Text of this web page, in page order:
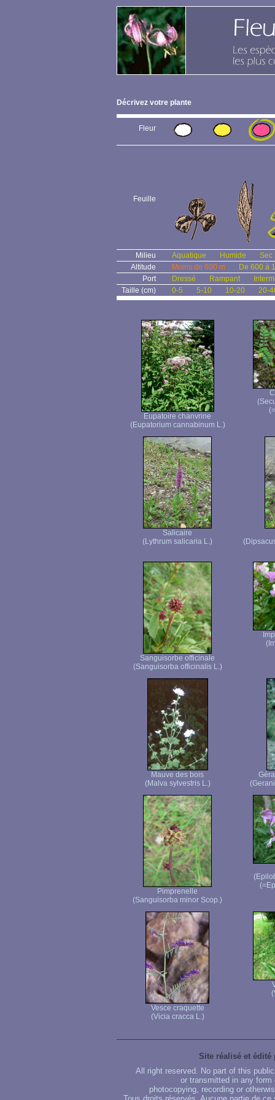
Décrivez votre plante
Fleur
Feuille
Milieu Aquatique Humide
Sec
Altitude
Moins de 600 m
De 600 à
Port
Dressé Rampant
Taille (cm)
0-5 5-10 10-20 20-
Eupatoire chanvrine
(Eupatorium cannabinum L.)
Salicaire
(Lythrum salicaria L.)
Sanguisorbe officinale
(Sanguisorba officinalis L.)
Mauve des bois
(Malva sylvestris L.)
Pimprenelle
(Sanguisorba minor Scop.)
Vesce craquette
(Vicia cracca L.)
Site réalisé et édité
All right reserved. No part of this
or transmitted in any
photocopying, recording or